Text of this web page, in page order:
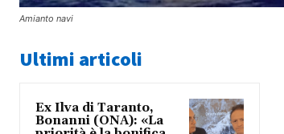
Amianto navi
Ultimi articoli
Ex Ilva di Taranto,
Bonanni (ONA): «La